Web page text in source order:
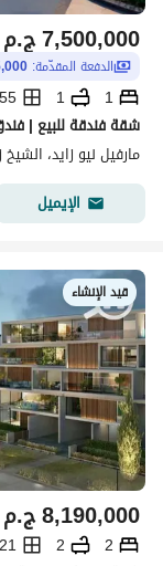
ج.م7,500,000
الدفعة المقدّمة:
1
1
55 متر مربع
مارفيل نيو زايد، الشيخ
الإيميل
قيد الإنشاء
ج.م8,190,000
2
2
121